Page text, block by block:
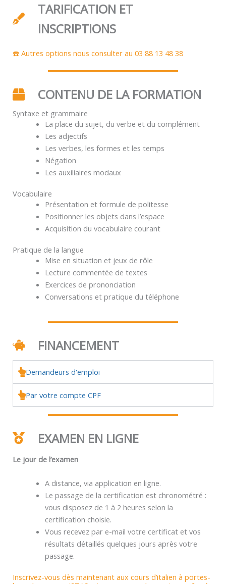
TARIFICATION ET
INSCRIPTIONS
☎️ Autres options nous consulter au 03 88 13 48 38
CONTENU DE LA FORMATION
Syntaxe et grammaire
La place du sujet, du verbe et du complément
Les adjectifs
Les verbes, les formes et les temps
Négation
Les auxiliaires modaux
Vocabulaire
Présentation et formule de politesse
Positionner les objets dans l’espace
Acquisition du vocabulaire courant
Pratique de la langue
Mise en situation et jeux de rôle
Lecture commentée de textes
Exercices de prononciation
Conversations et pratique du téléphone
FINANCEMENT
Demandeurs d'emploi
Par votre compte CPF
EXAMEN EN LIGNE
Le jour de l’examen
A distance, via application en ligne.
Le passage de la certification est chronométré :
vous disposez de 1 à 2 heures selon la
certification choisie.
Vous recevez par e-mail votre certificat et vos
résultats détaillés quelques jours après votre
passage.
Inscrivez-vous dès maintenant aux cours d’italien à portes-